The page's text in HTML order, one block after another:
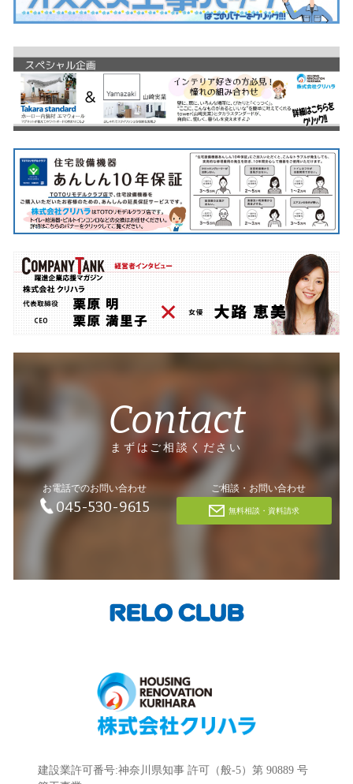
Contact
まずはご相談ください
お電話でのお問い合わせ
045-530-9615
ご相談・お問い合わせ
無料相談・資料請求
建設業許可番号:神奈川県知事 許可（般-5）第 90889 号